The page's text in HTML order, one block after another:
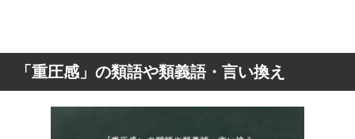
「重圧感」の類語や類義語・言い換え